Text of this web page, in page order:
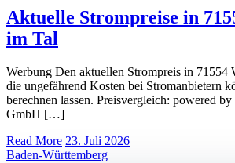
Aktuelle Strompreise in
im Tal
Werbung Den aktuellen Strompreis in 71554
die ungefährend Kosten bei Stromanbietern
berechnen lassen. Preisvergleich: powered
GmbH […]
Read More 23. Juli 2026
Baden-Württemberg